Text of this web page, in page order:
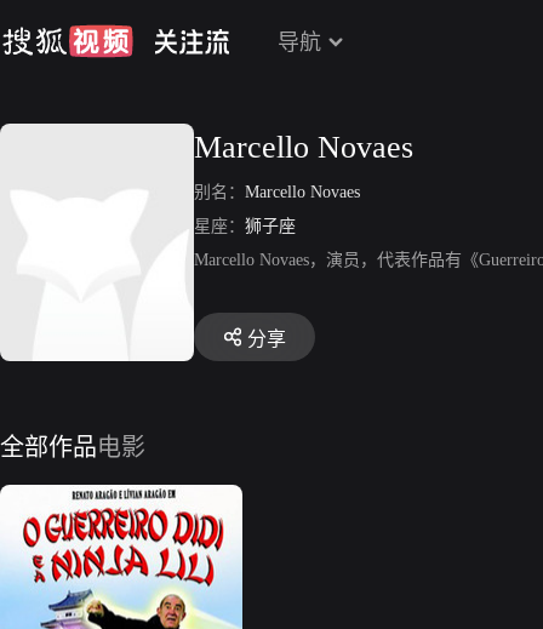
导航
Marcello Novaes
别名： Marcello Novaes
星座： 狮子座
Marcello Novaes，演员，代表作品有《
分享
全部作品电影